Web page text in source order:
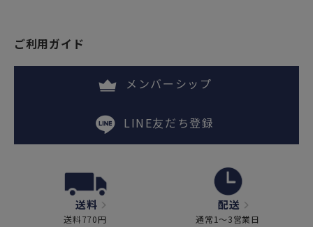
ご利用ガイド
メンバーシップ
LINE友だち登録
送料
送料770円
配送
通常1～3営業日